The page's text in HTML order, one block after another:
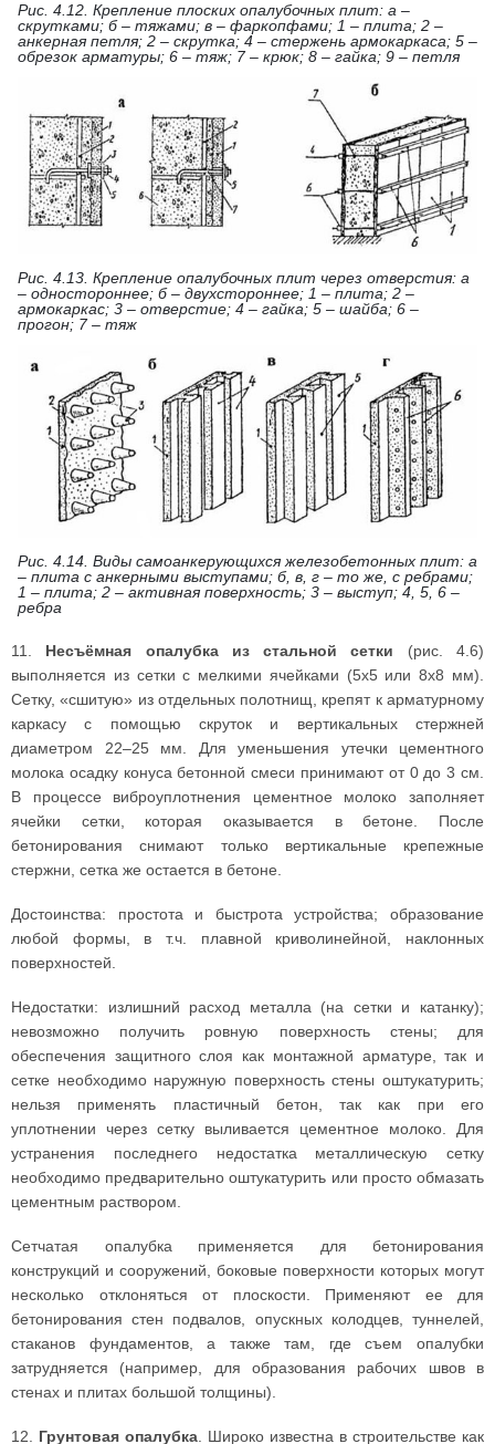
Рис. 4.12. Крепление плоских опалубочных плит: а –
скрутками; б – тяжами; в – фаркопфами; 1 – плита; 2 –
анкерная петля; 2 – скрутка; 4 – стержень армокаркаса; 5 –
обрезок арматуры; 6 – тяж; 7 – крюк; 8 – гайка; 9 – петля
Рис. 4.13. Крепление опалубочных плит через отверстия: а
– одностороннее; б – двухстороннее; 1 – плита; 2 –
армокаркас; 3 – отверстие; 4 – гайка; 5 – шайба; 6 –
прогон; 7 – тяж
Рис. 4.14. Виды самоанкерующихся железобетонных плит: а
– плита с анкерными выступами; б, в, г – то же, с ребрами;
1 – плита; 2 – активная поверхность; 3 – выступ; 4, 5, 6 –
ребра
11. Несъёмная опалубка из стальной сетки (рис. 4.6)
выполняется из сетки с мелкими ячейками (5x5 или 8x8 мм).
Сетку, «сшитую» из отдельных полотнищ, крепят к арматурному
каркасу с помощью скруток и вертикальных стержней
диаметром 22–25 мм. Для уменьшения утечки цементного
молока осадку конуса бетонной смеси принимают от 0 до 3 см.
В процессе виброуплотнения цементное молоко заполняет
ячейки сетки, которая оказывается в бетоне. После
бетонирования снимают только вертикальные крепежные
стержни, сетка же остается в бетоне.
Достоинства: простота и быстрота устройства; образование
любой формы, в т.ч. плавной криволинейной, наклонных
поверхностей.
Недостатки: излишний расход металла (на сетки и катанку);
невозможно получить ровную поверхность стены; для
обеспечения защитного слоя как монтажной арматуре, так и
сетке необходимо наружную поверхность стены оштукатурить;
нельзя применять пластичный бетон, так как при его
уплотнении через сетку выливается цементное молоко. Для
устранения последнего недостатка металлическую сетку
необходимо предварительно оштукатурить или просто обмазать
цементным раствором.
Сетчатая опалубка применяется для бетонирования
конструкций и сооружений, боковые поверхности которых могут
несколько отклоняться от плоскости. Применяют ее для
бетонирования стен подвалов, опускных колодцев, туннелей,
стаканов фундаментов, а также там, где съем опалубки
затрудняется (например, для образования рабочих швов в
стенах и плитах большой толщины).
12. Грунтовая опалубка . Широко известна в строительстве как